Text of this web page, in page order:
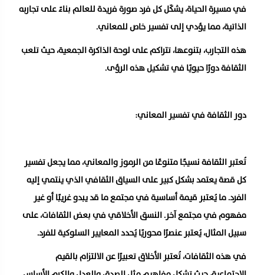
في مسيرة الحياة، يشكّل كل فرد صورة فريدة للعالم بناءً على تجاربه
الذاتية، مما يؤدي إلى تفسير خاص للمعاني.
هذه التجارب، بتنوعها، تتراكم على لوحة الذاكرة الجمعية، حيث تلعب
الثقافة دورًا حيويًا في تشكيل هذه الرؤى.
دور الثقافة في تفسير المعاني:
تُعتبر الثقافة نسيجًا متنوعًا من الرموز والمعاني، مما يجعل تفسير
كل قصة يعتمد بشكل كبير على السياق الثقافي الذي ينتمي إليه
الفرد. ما يُعتبر قيمة أساسية في مجتمع ما قد يبدو غريبًا أو غير
مفهوم في مجتمع آخر. النسق الأخلاقي في بعض الثقافات، على
سبيل المثال، يُعتبر عنصرًا محوريًا يُحدد المعايير السلوكية للفرد.
في هذه الثقافات، تُعتبر الأخلاق تعبيرًا عن الالتزام بالقيم